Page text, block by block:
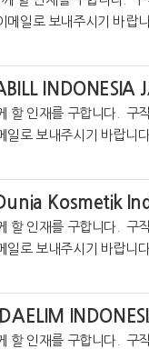
주시기 바랍니다. *코트라 자카르타 K-Move
를 통해 더 많은 취업정
INDONESIA
할 인재를 구합니다. 구
기 바랍니다. *코트라 자카르타 K-Move 센터
통해 더 많은 취업정보
Kosmetik
할 인재를 구합니다. 구
일로 보내주시기 바랍
통해 더 많은 취업정보
할 인재를 구합니다. 구